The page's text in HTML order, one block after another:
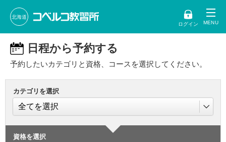
北海道
ログイン
日程から予約する
予約したいカテゴリと資格、コースを選択してください。
カテゴリを選択
資格を選択